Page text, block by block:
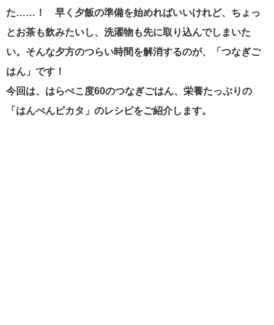
た……！ 早く夕飯の準備を始めればいいけれど、ちょっ
とお茶も飲みたいし、洗濯物も先に取り込んでしまいた
い。 そんな夕方のつらい時間を解消するのが、「つなぎご
はん」です！
今回は、はらぺこ度60のつなぎごはん、栄養たっぷりの
「はんぺんピカタ」のレシピをご紹介します。